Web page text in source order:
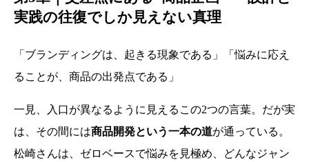
実践の往復でしか見えない真理
「ブランディングは、起きる現象である」「悩みに応え
ることが、商品の出発点である」
一見、入口が異なるように見えるこの2つの言葉。だが実
は、その間には商品開発という一本の道が通っている。
松崎さんは、ゼロベースで悩みを見極め、どんなジャン